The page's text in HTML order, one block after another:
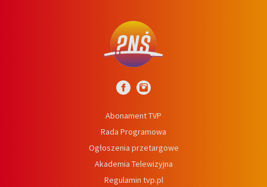
Abonament TVP
Rada Programowa
Ogłoszenia przetargowe
Akademia Telewizyjna
Regulamin tvp.pl